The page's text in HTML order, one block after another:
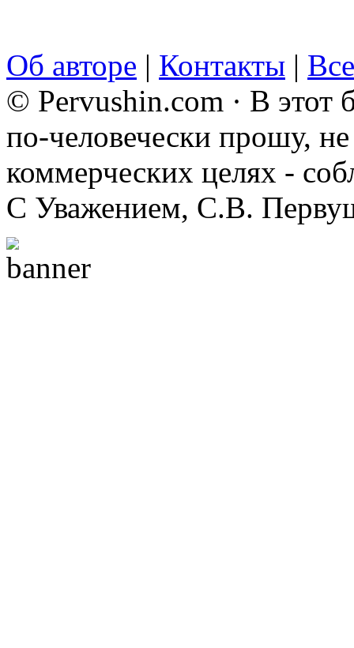
Об авторе | Контакты |
© Pervushin.com · В этот
по-человечески прошу,
коммерческих целях -
С Уважением, С.В.